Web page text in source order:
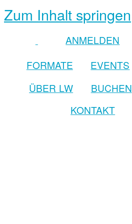
Zum Inhalt springen
ANMELDEN
FORMATE
EVENTS
ÜBER LW BUCHEN
KONTAKT